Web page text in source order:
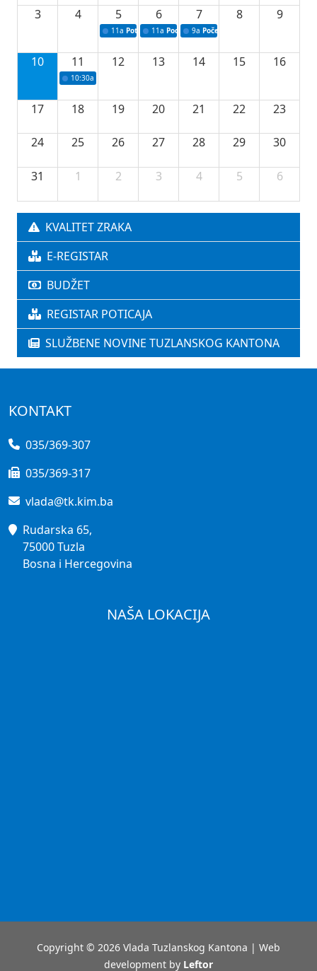
3 4 5
11a Potpisivanje ugovora o stipendijama za
6
11a Podrška razvoju vodne infrastrukture u
7
9a Početak izgradnje nove
8 9
10 11
10:30a
12 13 14 15 16
17 18 19 20 21 22 23
24 25 26 27 28 29 30
31 1 2 3 4 5 6
KVALITET ZRAKA
E-REGISTAR
BUDŽET
REGISTAR POTICAJA
SLUŽBENE NOVINE TUZLANSKOG KANTONA
KONTAKT
035/369-307
035/369-317
vlada@tk.kim.ba
Rudarska 65,
75000 Tuzla
Bosna i Hercegovina
NAŠA LOKACIJA
Copyright © 2026 Vlada Tuzlanskog Kantona | Web
development by Leftor